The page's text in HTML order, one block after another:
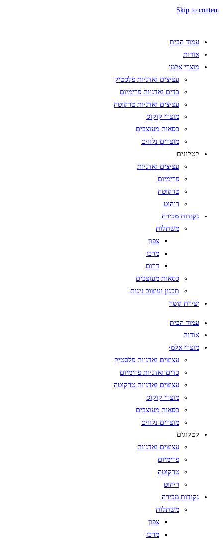
Skip to content
עמוד הבית
אודות
מוצרי אלמי
עציצים ואדניות פלסטיק
כדים ואדניות פרימיום
עציצים ואדניות טרקוטה
מוצרי קוקוס
כסאות מעוצבים
מוצרים נלווים
קטלוגים
עציצים ואדניות
פרימיום
טרקוטה
ריהוט
נקודות מכירה
משתלות
צפון
מרכז
דרום
כסאות מעוצבים
תכנון ועיצוב גינות
יצירת קשר
עמוד הבית
אודות
מוצרי אלמי
עציצים ואדניות פלסטיק
כדים ואדניות פרימיום
עציצים ואדניות טרקוטה
מוצרי קוקוס
כסאות מעוצבים
מוצרים נלווים
קטלוגים
עציצים ואדניות
פרימיום
טרקוטה
ריהוט
נקודות מכירה
משתלות
צפון
מרכז